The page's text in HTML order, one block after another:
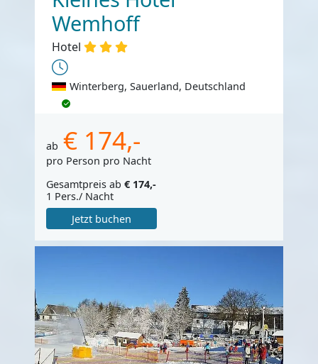
Wemhoff
Hotel
Winterberg, Sauerland, Deutschland
ab € 174,-
pro Person pro Nacht
Gesamtpreis ab € 174,-
1 Pers./ Nacht
Jetzt buchen